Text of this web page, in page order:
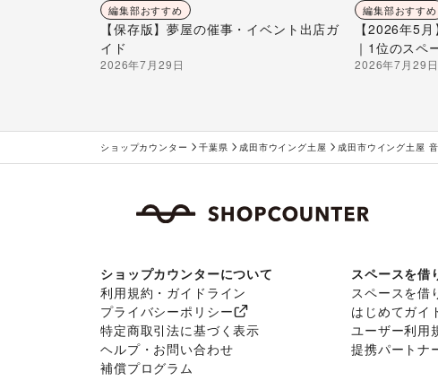
編集部おすすめ
【保存版】夢屋の催事・イベント出店ガ
イド
2026年7月29日
編集部おすすめ
【2026年5
｜1位のスペ
2026年7月29日
ショップカウンター 千葉県 成田市ウイング土屋 成田市ウイング土屋
ショップカウンターについて
利用規約・ガイドライン
プライバシーポリシー
特定商取引法に基づく表示
ヘルプ・お問い合わせ
補償プログラム
スペースを借
スペースを借
はじめてガイ
ユーザー利用
提携パートナ